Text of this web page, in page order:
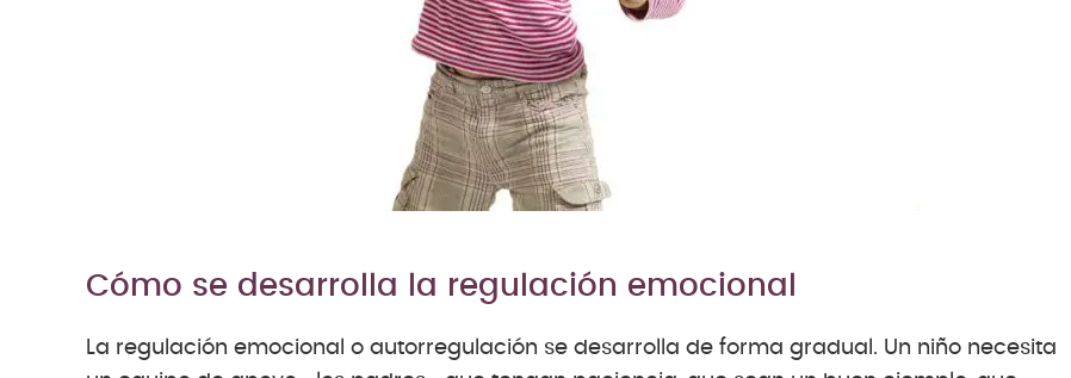
Cómo se desarrolla la regulación emocional
La regulación emocional o autorregulación se desarrolla de forma gradual. Un niño necesita